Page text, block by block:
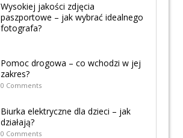
Wysokiej jakości zdjęcia
paszportowe – jak wybrać idealnego
fotografa?
Pomoc drogowa – co wchodzi w jej
zakres?
0 Comments
Biurka elektryczne dla dzieci – jak
działają?
0 Comments